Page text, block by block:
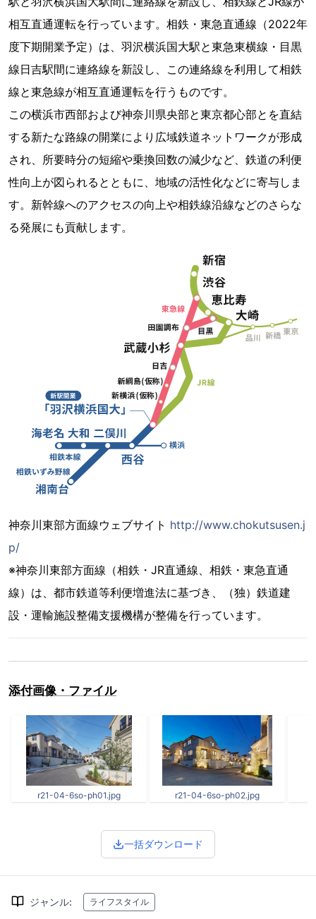
相互直通運転を行っています。相鉄・東急直通線（2022年
度下期開業予定）は、羽沢横浜国大駅と東急東横線・目黒
線日吉駅間に連絡線を新設し、この連絡線を利用して相鉄
線と東急線が相互直通運転を行うものです。
この横浜市西部および神奈川県央部と東京都心部とを直結
する新たな路線の開業により広域鉄道ネットワークが形成
され、所要時分の短縮や乗換回数の減少など、鉄道の利便
性向上が図られるとともに、地域の活性化などに寄与しま
す。新幹線へのアクセスの向上や相鉄線沿線などのさらな
る発展にも貢献します。
神奈川東部方面線ウェブサイト http://www.chokutsusen.j
p/
※神奈川東部方面線（相鉄・JR直通線、相鉄・東急直通
線）は、都市鉄道等利便増進法に基づき、（独）鉄道建
設・運輸施設整備支援機構が整備を行っています。
添付画像・ファイル
r21-04-6so-ph01.jpg r21-04-6so-ph02.jpg
一括ダウンロード
ジャンル: ライフスタイル